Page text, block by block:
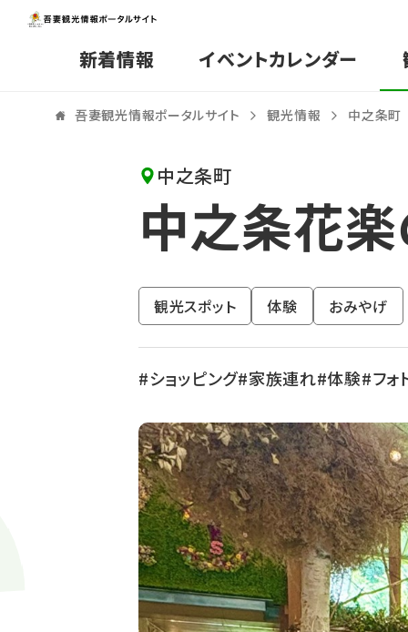
新着情報 イベントカレンダー
吾妻観光情報ポータルサイト 観光情報 中之条町
中之条町
中之条花
観光スポット 体験 おみやげ
ショッピング 家族連れ 体験 フォ